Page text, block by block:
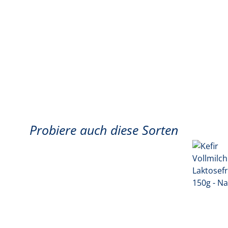
Probiere auch diese Sorten